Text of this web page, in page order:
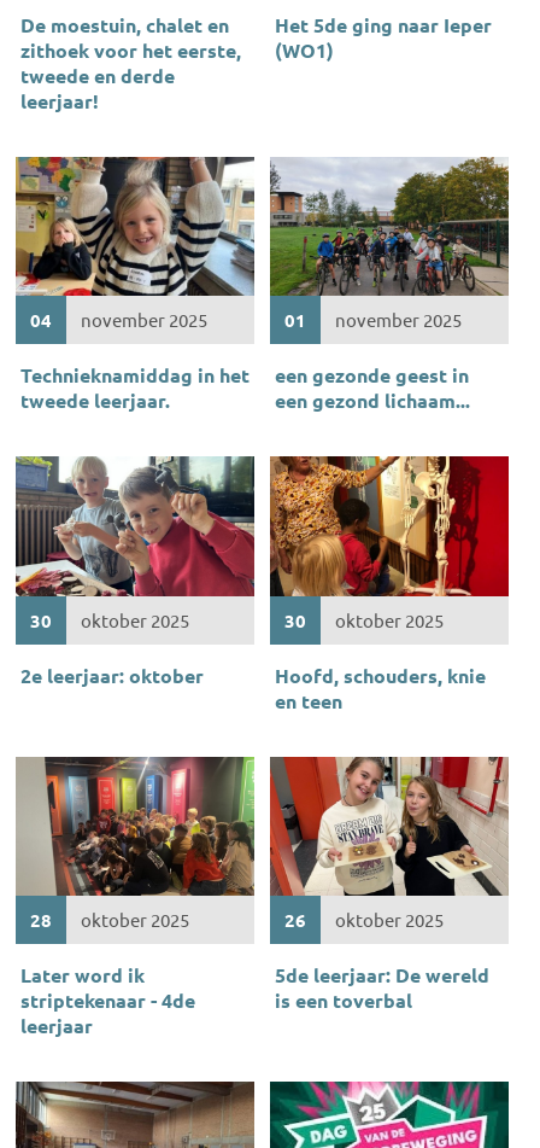
De moestuin, chalet en
zithoek voor het eerste,
tweede en derde
leerjaar!
Het 5de ging naar Ieper
(WO1)
04 november 2025
Technieknamiddag in het
tweede leerjaar.
01 november 2025
een gezonde geest in
een gezond lichaam...
30 oktober 2025
2e leerjaar: oktober
30 oktober 2025
Hoofd, schouders, knie
en teen
28 oktober 2025
Later word ik
striptekenaar - 4de
leerjaar
26 oktober 2025
5de leerjaar: De wereld
is een toverbal